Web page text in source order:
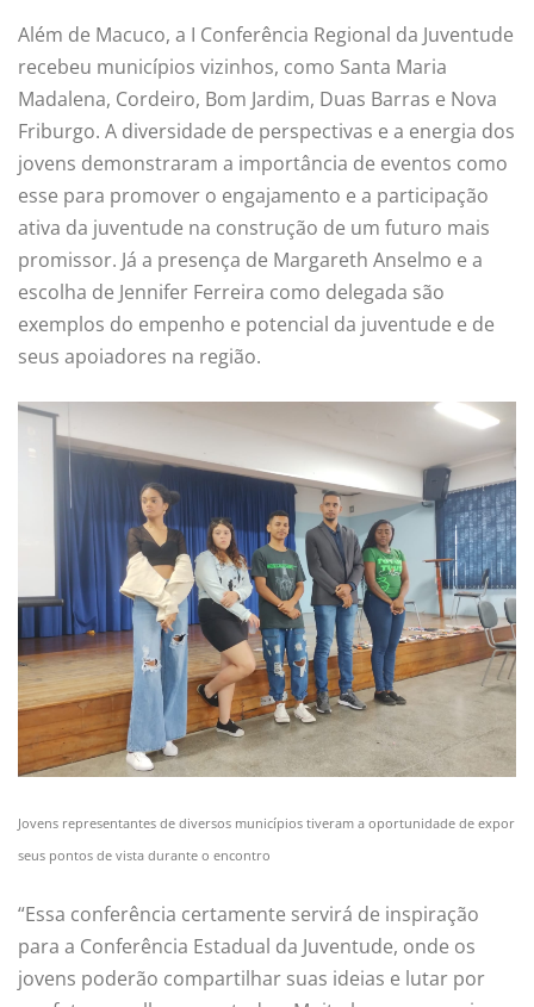
Além de Macuco, a I Conferência Regional da Juventude
recebeu municípios vizinhos, como Santa Maria
Madalena, Cordeiro, Bom Jardim, Duas Barras e Nova
Friburgo. A diversidade de perspectivas e a energia dos
jovens demonstraram a importância de eventos como
esse para promover o engajamento e a participação
ativa da juventude na construção de um futuro mais
promissor. Já a presença de Margareth Anselmo e a
escolha de Jennifer Ferreira como delegada são
exemplos do empenho e potencial da juventude e de
seus apoiadores na região.
Jovens representantes de diversos municípios tiveram a oportunidade de expor
seus pontos de vista durante o encontro
“Essa conferência certamente servirá de inspiração
para a Conferência Estadual da Juventude, onde os
jovens poderão compartilhar suas ideias e lutar por